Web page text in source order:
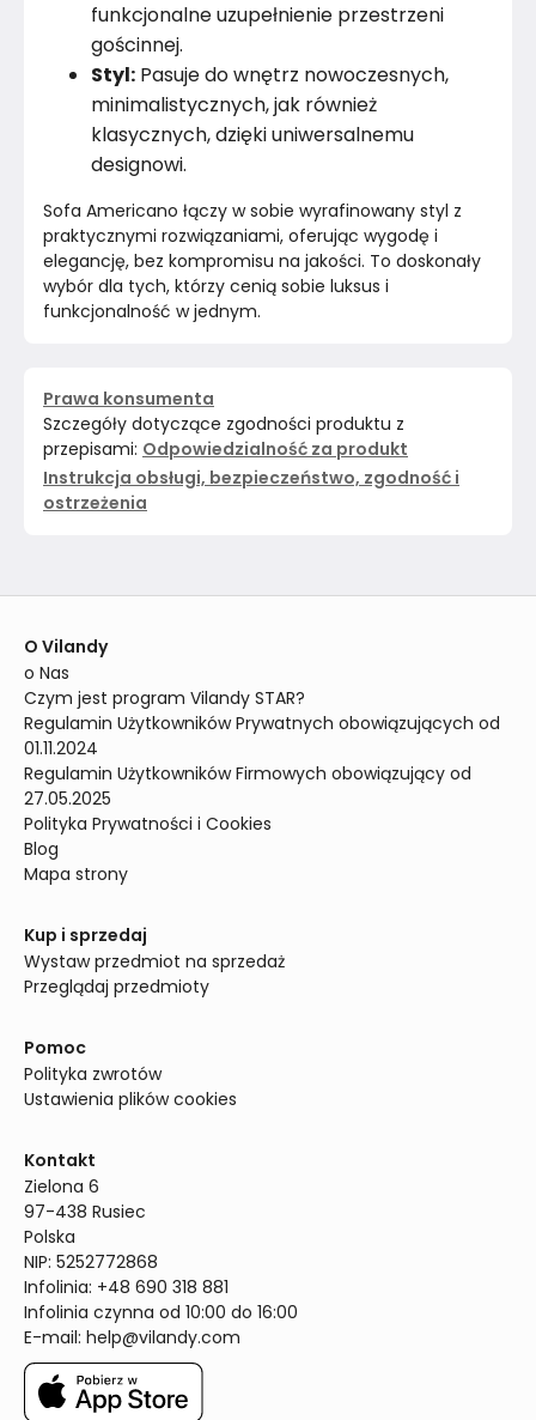
funkcjonalne uzupełnienie przestrzeni
gościnnej.
Styl: Pasuje do wnętrz nowoczesnych,
minimalistycznych, jak również
klasycznych, dzięki uniwersalnemu
designowi.
Sofa Americano łączy w sobie wyrafinowany styl z
praktycznymi rozwiązaniami, oferując wygodę i
elegancję, bez kompromisu na jakości. To doskonały
wybór dla tych, którzy cenią sobie luksus i
funkcjonalność w jednym.
Prawa konsumenta
Szczegóły dotyczące zgodności produktu z
przepisami: Odpowiedzialność za produkt
Instrukcja obsługi, bezpieczeństwo, zgodność i
ostrzeżenia
O Vilandy
o Nas
Czym jest program Vilandy STAR?
Regulamin Użytkowników Prywatnych obowiązujących od
01.11.2024
Regulamin Użytkowników Firmowych obowiązujący od
27.05.2025
Polityka Prywatności i Cookies
Blog
Mapa strony
Kup i sprzedaj
Wystaw przedmiot na sprzedaż
Przeglądaj przedmioty
Pomoc
Polityka zwrotów
Ustawienia plików cookies
Kontakt
Zielona 6
97-438 Rusiec
Polska
NIP: 5252772868
Infolinia: +48 690 318 881
Infolinia czynna od 10:00 do 16:00
E-mail: help@vilandy.com